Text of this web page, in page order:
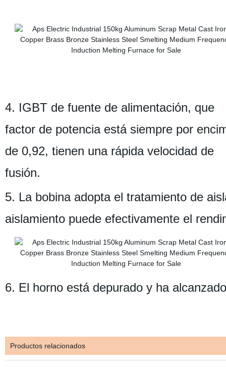
4. IGBT de fuente de alimentación, que
factor de potencia está siempre por
de 0,92, tienen una rápida velocidad de
fusión.
5. La bobina adopta el tratamiento de
aislamiento puede efectivamente el
6. El horno está depurado y ha
Productos relacionados